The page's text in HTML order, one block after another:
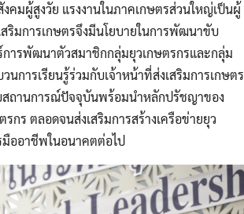
คมผู้สูงวัย แรงงานในภาคเกษตรส่วนใหญ่เป็นผู้
ริมการเกษตรจึงมีนโยบายในการพัฒนาขับ
การพัฒนาตัวสมาชิกกลุ่มยุวเกษตรกรและกลุ่ม
การเรียนรู้ร่วมกับเจ้าหน้าที่ส่งเสริมการเกษตร
สถานการณ์ปัจจุบันพร้อมนำหลักปรัชญาของ
ร ตลอดจนส่งเสริมการสร้างเครือข่ายยุว
มืออาชีพในอนาคตต่อไป